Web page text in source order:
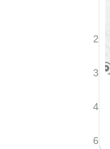
2
3
4
6